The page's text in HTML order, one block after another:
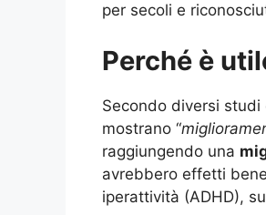
per secoli e
Perché è
Secondo diversi
mostrano “
raggiungendo una
avrebbero effetti
iperattività (ADHD),